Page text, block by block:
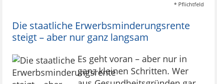
* Pflichtfeld
Die staatliche Erwerbsminderungsrente
steigt – aber nur ganz langsam
Es geht voran – aber nur in
ganz kleinen Schritten. Wer